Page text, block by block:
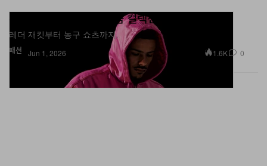
패션
레더 재킷부터 농구 쇼츠까지.
Jun 1, 2026